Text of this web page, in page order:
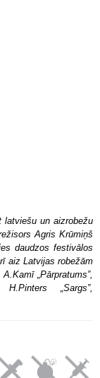
latviešu un aizrobežu
Agris Krūmiņš
daudzos festivālos
aiz Latvijas robežām
„Pārpratums”,
„Sargs”,